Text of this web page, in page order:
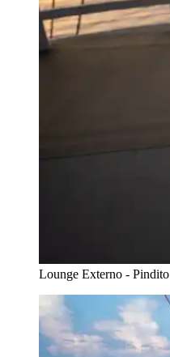
Lounge Externo - Pindito